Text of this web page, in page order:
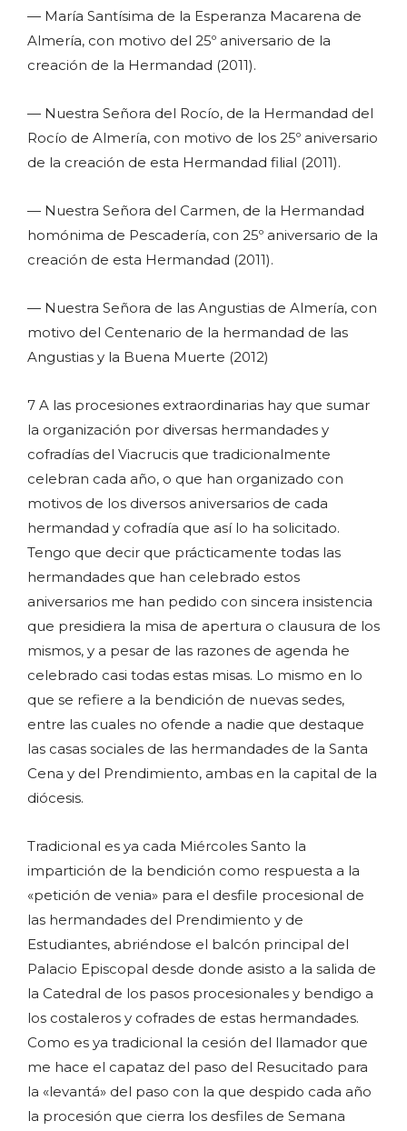
— María Santísima de la Esperanza Macarena de
Almería, con motivo del 25º aniversario de la
creación de la Hermandad (2011).
— Nuestra Señora del Rocío, de la Hermandad del
Rocío de Almería, con motivo de los 25º aniversario
de la creación de esta Hermandad filial (2011).
— Nuestra Señora del Carmen, de la Hermandad
homónima de Pescadería, con 25º aniversario de la
creación de esta Hermandad (2011).
— Nuestra Señora de las Angustias de Almería, con
motivo del Centenario de la hermandad de las
Angustias y la Buena Muerte (2012)
7 A las procesiones extraordinarias hay que sumar
la organización por diversas hermandades y
cofradías del Viacrucis que tradicionalmente
celebran cada año, o que han organizado con
motivos de los diversos aniversarios de cada
hermandad y cofradía que así lo ha solicitado.
Tengo que decir que prácticamente todas las
hermandades que han celebrado estos
aniversarios me han pedido con sincera insistencia
que presidiera la misa de apertura o clausura de los
mismos, y a pesar de las razones de agenda he
celebrado casi todas estas misas. Lo mismo en lo
que se refiere a la bendición de nuevas sedes,
entre las cuales no ofende a nadie que destaque
las casas sociales de las hermandades de la Santa
Cena y del Prendimiento, ambas en la capital de la
diócesis.
Tradicional es ya cada Miércoles Santo la
impartición de la bendición como respuesta a la
«petición de venia» para el desfile procesional de
las hermandades del Prendimiento y de
Estudiantes, abriéndose el balcón principal del
Palacio Episcopal desde donde asisto a la salida de
la Catedral de los pasos procesionales y bendigo a
los costaleros y cofrades de estas hermandades.
Como es ya tradicional la cesión del llamador que
me hace el capataz del paso del Resucitado para
la «levantá» del paso con la que despido cada año
la procesión que cierra los desfiles de Semana